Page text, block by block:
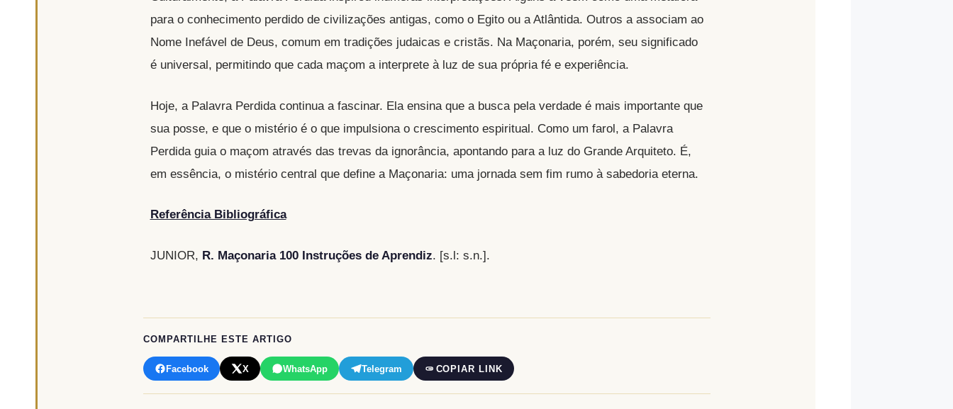
para o conhecimento perdido de civilizações antigas, como o Egito ou a Atlântida. Outros a associam ao
Nome Inefável de Deus, comum em tradições judaicas e cristãs. Na Maçonaria, porém, seu significado
é universal, permitindo que cada maçom a interprete à luz de sua própria fé e experiência.
Hoje, a Palavra Perdida continua a fascinar. Ela ensina que a busca pela verdade é mais importante que
sua posse, e que o mistério é o que impulsiona o crescimento espiritual. Como um farol, a Palavra
Perdida guia o maçom através das trevas da ignorância, apontando para a luz do Grande Arquiteto. É,
em essência, o mistério central que define a Maçonaria: uma jornada sem fim rumo à sabedoria eterna.
Referência Bibliográfica
JUNIOR, R. Maçonaria 100 Instruções de Aprendiz. [s.l: s.n.].
COMPARTILHE ESTE ARTIGO
Facebook X WhatsApp Telegram COPIAR LINK